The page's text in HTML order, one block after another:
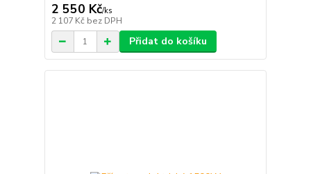
2 550 Kč/ks
2 107 Kč bez DPH
Přidat do košíku